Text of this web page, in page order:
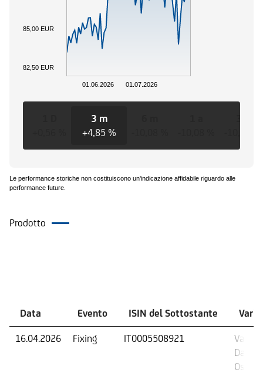
01.06.2026 01.07.2026
82,50 EUR
85,00 EUR
3 m
+4,85 %
Le performance storiche non costituiscono un'indicazione affidabile riguardo alle
performance future.
Prodotto
Data Evento ISIN del Sottostante
16.04.2026 Fixing IT0005508921
Valore
Data di